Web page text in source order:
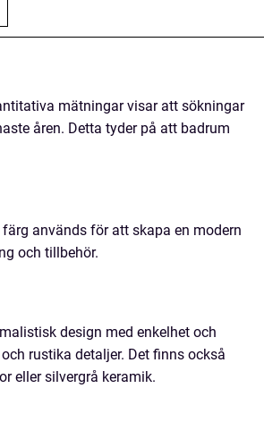
mätningar visar att sökningar
åren. Detta tyder på att badrum
används för att skapa en modern
och tillbehör.
design med enkelhet och
rustika detaljer. Det finns också
eller silvergrå keramik.